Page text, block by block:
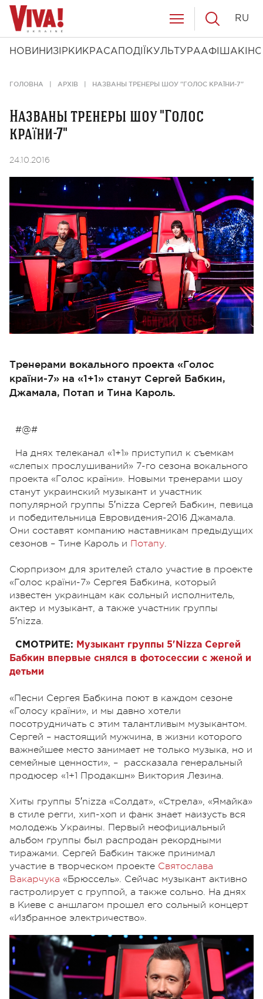
НОВИНИ ЗІРКИ КРАСА ПОДІЇ КУЛЬТУРААФІША КІНО
RU
ГОЛОВНА АРХІВ НАЗВАНЫ ТРЕНЕРЫ ШОУ "ГОЛОС КРАЇНИ-7"
Названы тренеры шоу "Голос
країни-7"
24.10.2016
Тренерами вокального проекта «Голос
країни-7» на «1+1» станут Сергей Бабкин,
Джамала, Потап и Тина Кароль.
#@#
На днях телеканал «1+1» приступил к съемкам
«слепых прослушиваний» 7-го сезона вокального
проекта «Голос країни». Новыми тренерами шоу
станут украинский музыкант и участник
популярной группы 5′nizza Сергей Бабкин, певица
и победительница Евровидения-2016 Джамала.
Они составят компанию наставникам предыдущих
сезонов – Тине Кароль и Потапу.
Сюрпризом для зрителей стало участие в проекте
«Голос країни-7» Сергея Бабкина, который
известен украинцам как сольный исполнитель,
актер и музыкант, а также участник группы
5′nizza.
СМОТРИТЕ: Музыкант группы 5'Nizza Сергей
Бабкин впервые снялся в фотосессии с женой и
детьми
«Песни Сергея Бабкина поют в каждом сезоне
«Голосу країни», и мы давно хотели
посотрудничать с этим талантливым музыкантом.
Сергей – настоящий мужчина, в жизни которого
важнейшее место занимает не только музыка, но и
семейные ценности», – рассказала генеральный
продюсер «1+1 Продакшн» Виктория Лезина.
Хиты группы 5′nizza «Солдат», «Стрела», «Ямайка»
в стиле регги, хип-хоп и фанк знает наизусть вся
молодежь Украины. Первый неофициальный
альбом группы был распродан рекордными
тиражами. Сергей Бабкин также принимал
участие в творческом проекте Святослава
Вакарчука «Брюссель». Сейчас музыкант активно
гастролирует с группой, а также сольно. На днях
в Киеве с аншлагом прошел его сольный концерт
«Избранное электричество».